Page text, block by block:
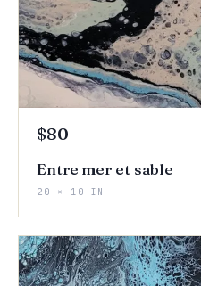
$80
Entre mer et sable
20 × 10 IN